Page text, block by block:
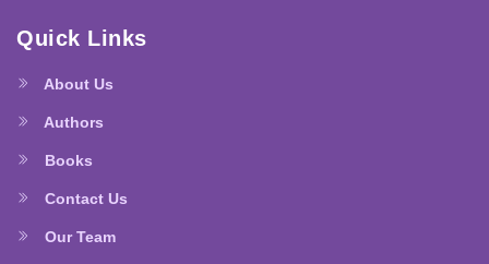
Quick Links
About Us
Authors
Books
Contact Us
Our Team